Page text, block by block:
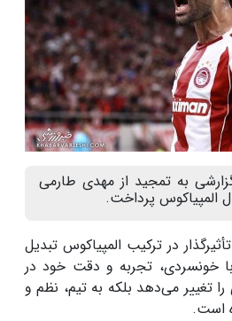
به تمجید از مهدی طارمی
المپیاکوس پرداخت.
در ترکیب المپیاکوس تبدیل
خونسردی، تجربه و دقت خود در
را تغییر می‌دهد بلکه به تیم، نظم و
است.